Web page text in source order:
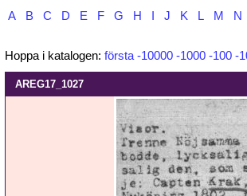
A B C D E F G H J K L M N
Hoppa i katalogen: första -10000 -1000 -100 -
AREG17_1027